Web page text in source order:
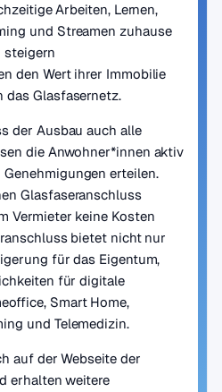
Arbeiten, Lernen,
und Streamen zuhause
steigern
den Wert ihrer Immobilie
das Glasfasernetz.
der Ausbau auch alle
die Anwohner*innen aktiv
erteilen.
Glasfaseranschluss
Vermieter keine Kosten
bietet nicht nur
für das Eigentum,
für digitale
Smart Home,
und Telemedizin.
auf der Webseite der
erhalten weitere